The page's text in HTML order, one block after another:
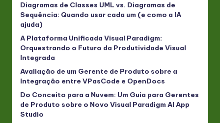
Diagramas de Classes UML vs. Diagramas de
Sequência: Quando usar cada um (e como a IA
ajuda)
A Plataforma Unificada Visual Paradigm:
Orquestrando o Futuro da Produtividade Visual
Integrada
Avaliação de um Gerente de Produto sobre a
Integração entre VPasCode e OpenDocs
Do Conceito para a Nuvem: Um Guia para Gerentes
de Produto sobre o Novo Visual Paradigm AI App
Studio